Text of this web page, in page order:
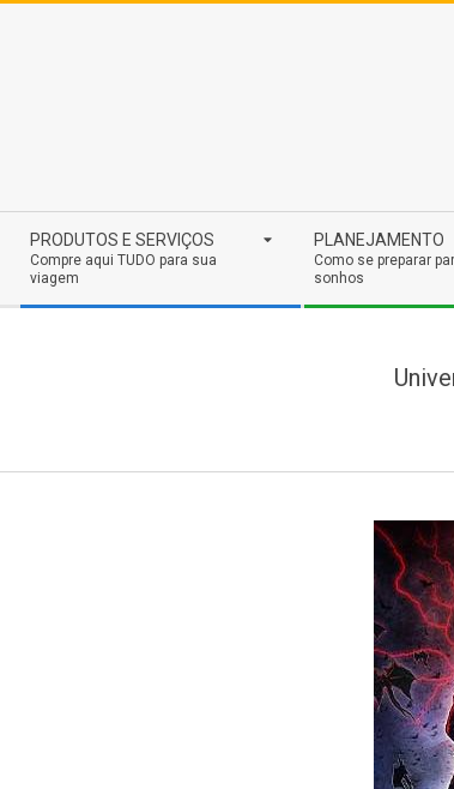
Navigation
Menu
PRODUTOS E SERVIÇOS
Compre aqui TUDO para sua
viagem
PLANEJAMENTO
Como se preparar
sonhos